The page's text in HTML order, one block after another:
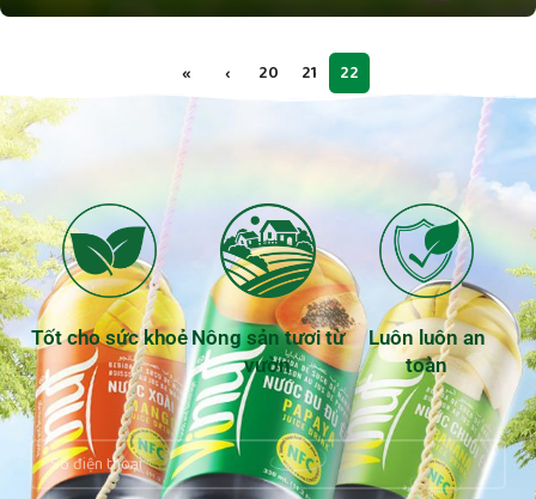
« ‹ 20 21 22
Tốt cho sức khoẻ Nông sản tươi từ
vườn
Luôn luôn an
toàn